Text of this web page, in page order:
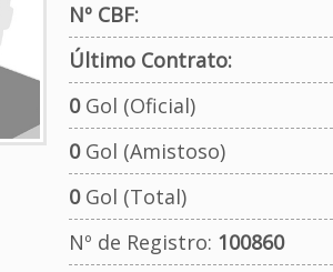
Nº CBF:
Último Contrato:
0Gol (Oficial)
0Gol (Amistoso)
0Gol (Total)
Nº de Registro: 100860